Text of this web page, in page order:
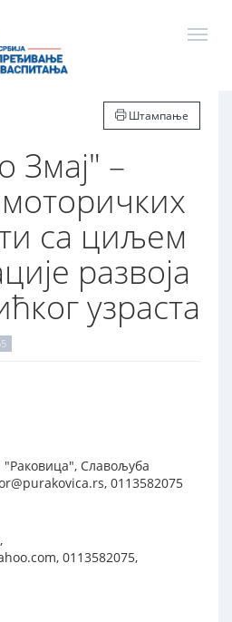
Штампање
Змај" –
са циљем
развоја
узраста
"Раковица", Славољуба
0113582075
0113582075,